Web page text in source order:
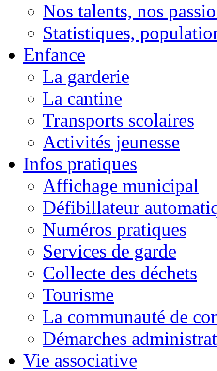
Nos talents, nos
Statistiques,
Enfance
La garderie
La cantine
Transports scolaires
Activités jeunesse
Infos pratiques
Affichage municipal
Défibillateur
Numéros pratiques
Services de garde
Collecte des déchets
Tourisme
La communauté de
Démarches
Vie associative